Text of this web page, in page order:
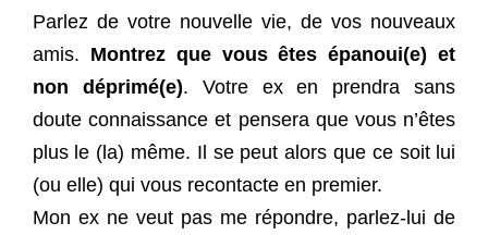
Parlez de votre nouvelle vie, de vos nouveaux
amis. Montrez que vous êtes épanoui(e) et
non déprimé(e). Votre ex en prendra sans
doute connaissance et pensera que vous n’êtes
plus le (la) même. Il se peut alors que ce soit lui
(ou elle) qui vous recontacte en premier.
Mon ex ne veut pas me répondre, parlez-lui de